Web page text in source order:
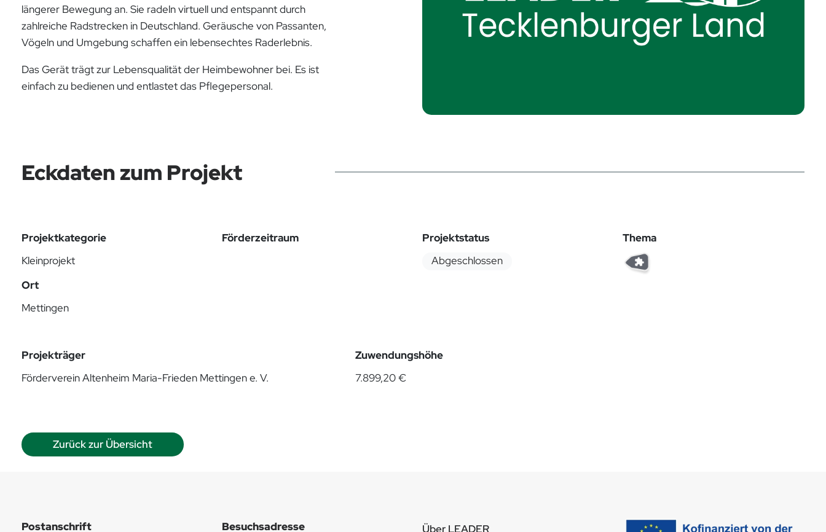
längerer Bewegung an. Sie radeln virtuell und entspannt durch
zahlreiche Radstrecken in Deutschland. Geräusche von Passanten,
Vögeln und Umgebung schaffen ein lebensechtes Raderlebnis.
Das Gerät trägt zur Lebensqualität der Heimbewohner bei. Es ist
einfach zu bedienen und entlastet das Pflegepersonal.
Eckdaten zum Projekt
Projektkategorie
Kleinprojekt
Förderzeitraum
Projektstatus
Abgeschlossen
Thema
Ort
Mettingen
Projekträger
Förderverein Altenheim Maria-Frieden Mettingen e. V.
Zuwendungshöhe
7.899,20 €
Zurück zur Übersicht
Postanschrift Besuchsadresse Über LEADER